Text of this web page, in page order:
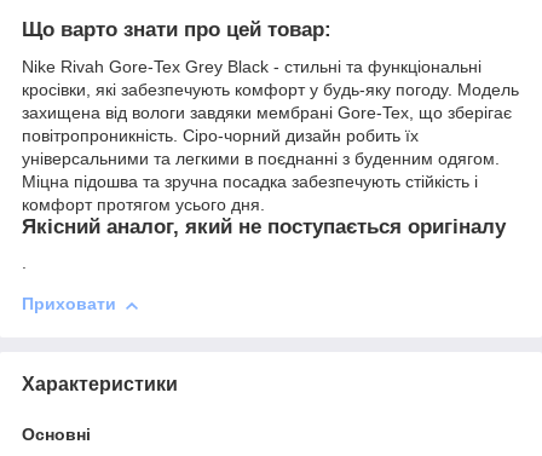
Що варто знати про цей товар:
Nike Rivah Gore-Tex Grey Black - стильні та функціональні
кросівки, які забезпечують комфорт у будь-яку погоду. Модель
захищена від вологи завдяки мембрані Gore-Tex, що зберігає
повітропроникність. Сіро-чорний дизайн робить їх
універсальними та легкими в поєднанні з буденним одягом.
Міцна підошва та зручна посадка забезпечують стійкість і
комфорт протягом усього дня.
Якісний аналог, який не поступається оригіналу
.
Приховати
Характеристики
Основні